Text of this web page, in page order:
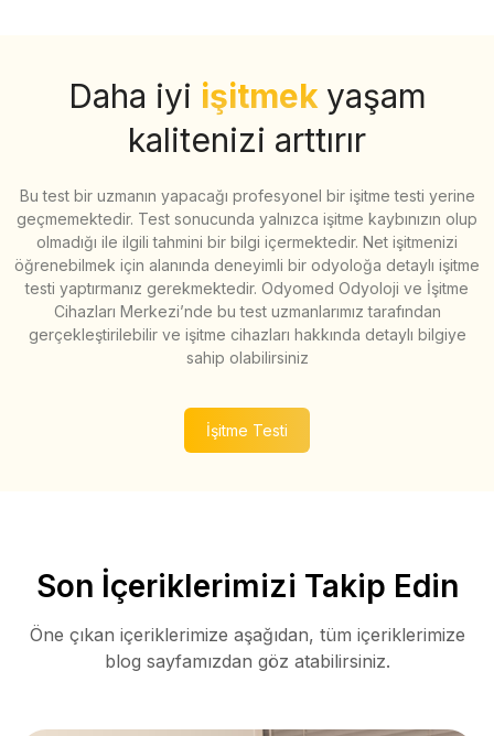
Daha iyi işitmek yaşam
kalitenizi arttırır
Bu test bir uzmanın yapacağı profesyonel bir işitme testi yerine
geçmemektedir. Test sonucunda yalnızca işitme kaybınızın olup
olmadığı ile ilgili tahmini bir bilgi içermektedir. Net işitmenizi
öğrenebilmek için alanında deneyimli bir odyoloğa detaylı işitme
testi yaptırmanız gerekmektedir. Odyomed Odyoloji ve İşitme
Cihazları Merkezi’nde bu test uzmanlarımız tarafından
gerçekleştirilebilir ve işitme cihazları hakkında detaylı bilgiye
sahip olabilirsiniz
İşitme Testi
Son İçeriklerimizi Takip Edin
Öne çıkan içeriklerimize aşağıdan, tüm içeriklerimize
blog sayfamızdan göz atabilirsiniz.